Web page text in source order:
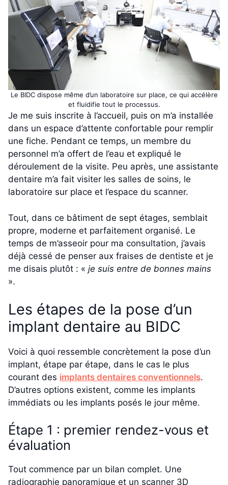
Le BIDC dispose même d’un laboratoire sur place, ce qui accélère
et fluidifie tout le processus.
Je me suis inscrite à l’accueil, puis on m’a installée
dans un espace d’attente confortable pour remplir
une fiche. Pendant ce temps, un membre du
personnel m’a offert de l’eau et expliqué le
déroulement de la visite. Peu après, une assistante
dentaire m’a fait visiter les salles de soins, le
laboratoire sur place et l’espace du scanner.
Tout, dans ce bâtiment de sept étages, semblait
propre, moderne et parfaitement organisé. Le
temps de m’asseoir pour ma consultation, j’avais
déjà cessé de penser aux fraises de dentiste et je
me disais plutôt : « je suis entre de bonnes mains
».
Les étapes de la pose d’un
implant dentaire au BIDC
Voici à quoi ressemble concrètement la pose d’un
implant, étape par étape, dans le cas le plus
courant des implants dentaires conventionnels.
D’autres options existent, comme les implants
immédiats ou les implants posés le jour même.
Étape 1 : premier rendez-vous et
évaluation
Tout commence par un bilan complet. Une
radiographie panoramique et un scanner 3D